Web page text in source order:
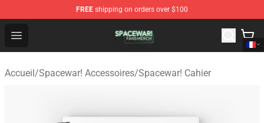
FREE shipping on orders over $100
Open menu
Spacewar! Shop - Official Spacewar! Merchandise Store
Accueil/Spacewar! Accessoires/Spacewar! Cahier